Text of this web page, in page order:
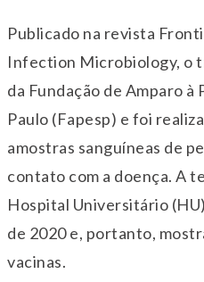
Publicado na revista
Infection Microbiology, o
da Fundação de Amparo à
Paulo (Fapesp) e foi
amostras sanguíneas de
contato com a doença. A
Hospital Universitário
de 2020 e, portanto,
vacinas.